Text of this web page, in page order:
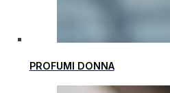
PROFUMI DONNA